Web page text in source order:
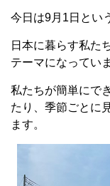
今日は9月1日とい
日本に暮らす私た
テーマになってい
私たちが簡単にで
たり、季節ごとに
ます。